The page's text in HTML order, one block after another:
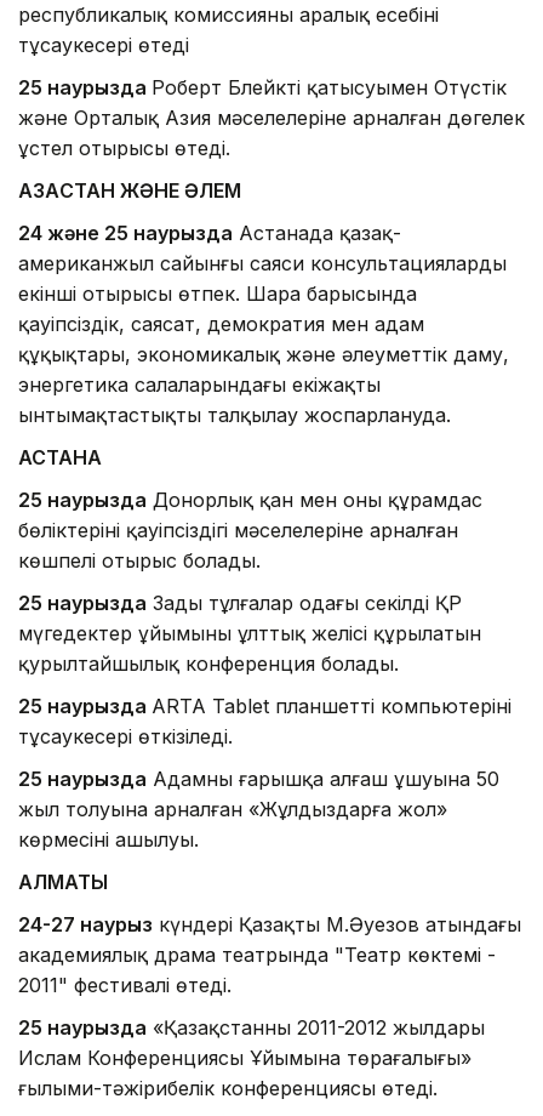
республикалық комиссияның аралық есебінің
тұсаукесері өтеді
25 наурызда Роберт Блейктің қатысуымен Оңтүстік
және Орталық Азия мәселелеріне арналған дөңгелек
ұстел отырысы өтеді.
ҚАЗАҚСТАН ЖӘНЕ ӘЛЕМ
24 және 25 наурызда Астанада қазақ-
американжыл сайынғы саяси консультациялардың
екінші отырысы өтпек. Шара барысында
қауіпсіздік, саясат, демократия мен адам
құқықтары, экономикалық және әлеуметтік даму,
энергетика салаларындағы екіжақты
ынтымақтастықты талқылау жоспарлануда.
АСТАНА
25 наурызда Донорлық қан мен оның құрамдас
бөліктерінің қауіпсіздігі мәселелеріне арналған
көшпелі отырыс болады.
25 наурызда Заңды тұлғалар одағы секілді ҚР
мүгедектер ұйымының ұлттық желісі құрылатын
қурылтайшылық конференция болады.
25 наурызда ARTA Tablet планшетті компьютерінің
тұсаукесері өткізіледі.
25 наурызда Адамның ғарышқа алғаш ұшуына 50
жыл толуына арналған «Жұлдыздарға жол»
көрмесінің ашылуы.
АЛМАТЫ
24-27 наурыз күндері Қазақтың М.Әуезов атындағы
академиялық драма театрында "Театр көктемі -
2011" фестивалі өтеді.
25 наурызда «Қазақстанның 2011-2012 жылдары
Ислам Конференциясы Ұйымына төрағалығы»
ғылыми-тәжірибелік конференциясы өтеді.